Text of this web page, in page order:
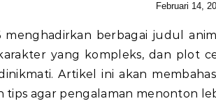
Februari 14,
yang kompleks, dan plot
Artikel ini akan membahas
tips agar pengalaman menonton